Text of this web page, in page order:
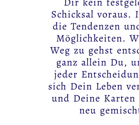
Schicksal voraus.
die Tendenzen
Möglichkeiten.
Weg zu gehst
ganz allein Du,
jeder
sich Dein Leben
und Deine Karten
neu